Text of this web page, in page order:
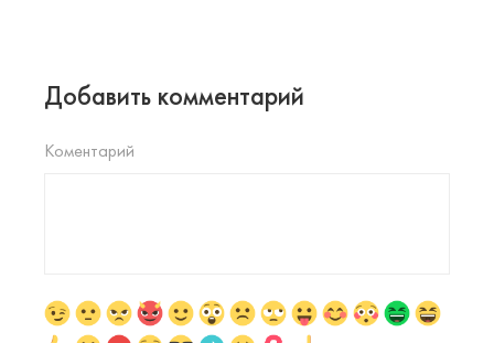
Добавить комментарий
Коментарий